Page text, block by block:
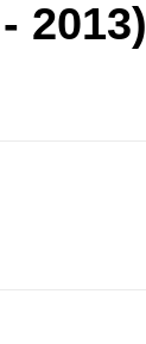
2013)